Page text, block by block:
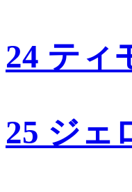
24 ティ
25 ジェ